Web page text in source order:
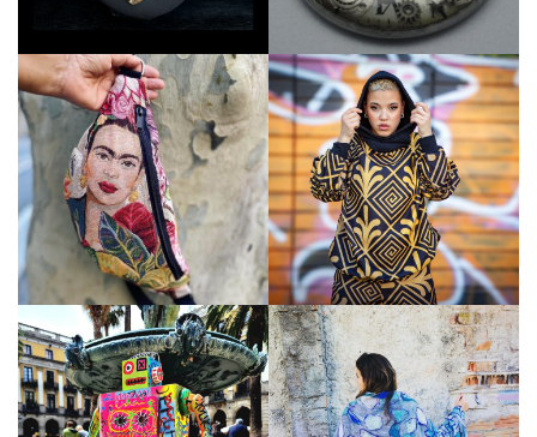
Veure perfil Veure perfil